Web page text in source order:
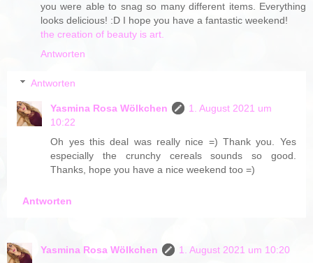
you were able to snag so many different items. Everything
looks delicious! :D I hope you have a fantastic weekend!
the creation of beauty is art.
Antworten
Antworten
Yasmina Rosa Wölkchen
1. August 2021 um
10:22
Oh yes this deal was really nice =) Thank you. Yes
especially the crunchy cereals sounds so good.
Thanks, hope you have a nice weekend too =)
Antworten
Yasmina Rosa Wölkchen
1. August 2021 um 10:20